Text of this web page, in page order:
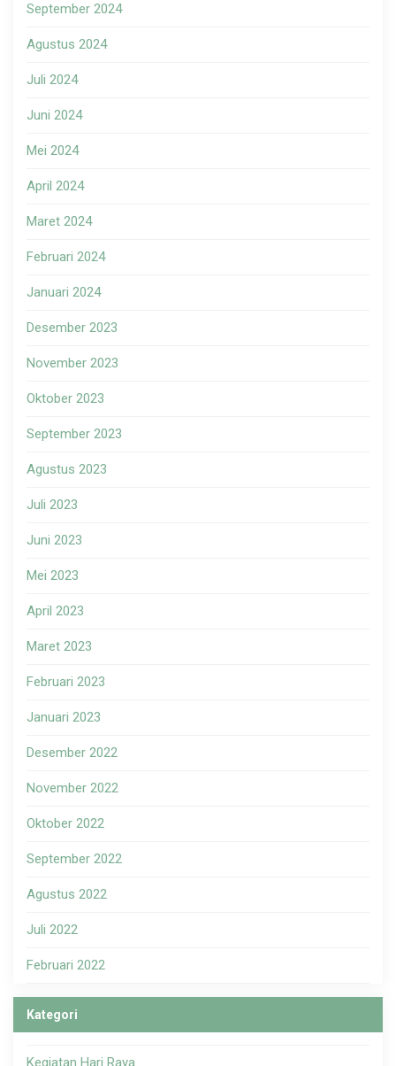
September 2024
Agustus 2024
Juli 2024
Juni 2024
Mei 2024
April 2024
Maret 2024
Februari 2024
Januari 2024
Desember 2023
November 2023
Oktober 2023
September 2023
Agustus 2023
Juli 2023
Juni 2023
Mei 2023
April 2023
Maret 2023
Februari 2023
Januari 2023
Desember 2022
November 2022
Oktober 2022
September 2022
Agustus 2022
Juli 2022
Februari 2022
Kategori
Kegiatan Hari Raya